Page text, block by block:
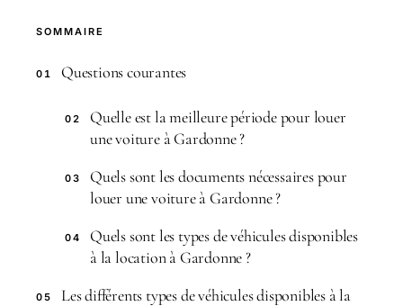
SOMMAIRE
01 Questions courantes
02
Quelle est la meilleure période pour louer
une voiture à Gardonne ?
03
Quels sont les documents nécessaires pour
louer une voiture à Gardonne ?
04
Quels sont les types de véhicules disponibles
à la location à Gardonne ?
05
Les différents types de véhicules disponibles à la